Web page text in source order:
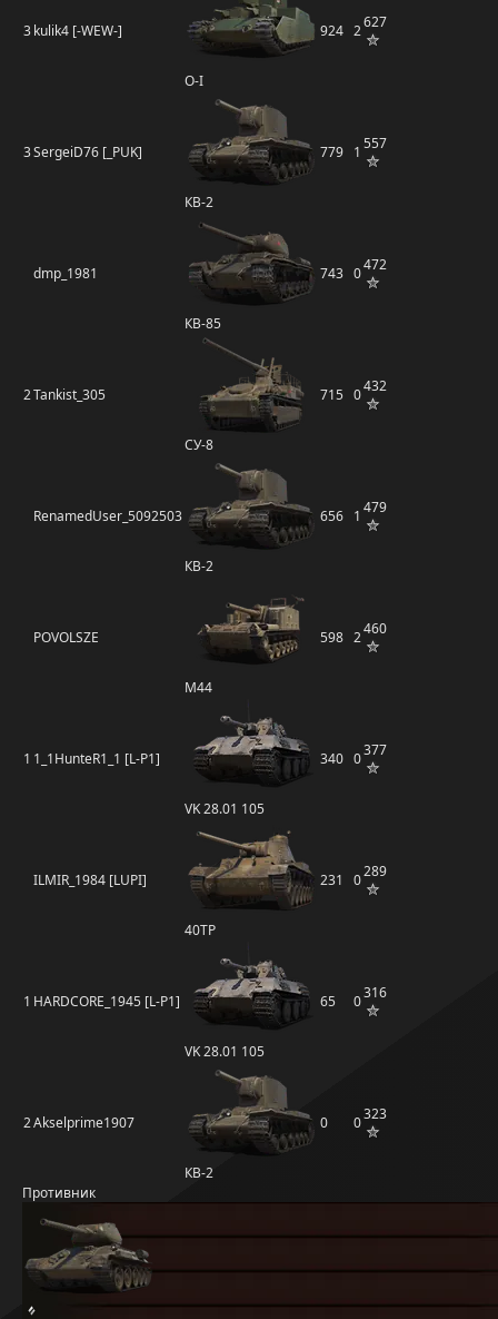
3kulik4 [-WEW-]
O-I
924 2627
3SergeiD76 [_PUK]
КВ-2
779 1 557
dmp_1981
КВ-85
743 0472
2Tankist_305
СУ-8
715 0432
RenamedUser_5092503
КВ-2
656 1 479
POVOLSZE
M44
598 2460
1 1_1HunteR1_1 [L-P1]
VK 28.01 105
340 0377
ILMIR_1984 [LUPI]
40TP
231 0289
1 HARDCORE_1945 [L-P1]
VK 28.01 105
65 0316
2Akselprime1907
КВ-2
0 0323
Противник